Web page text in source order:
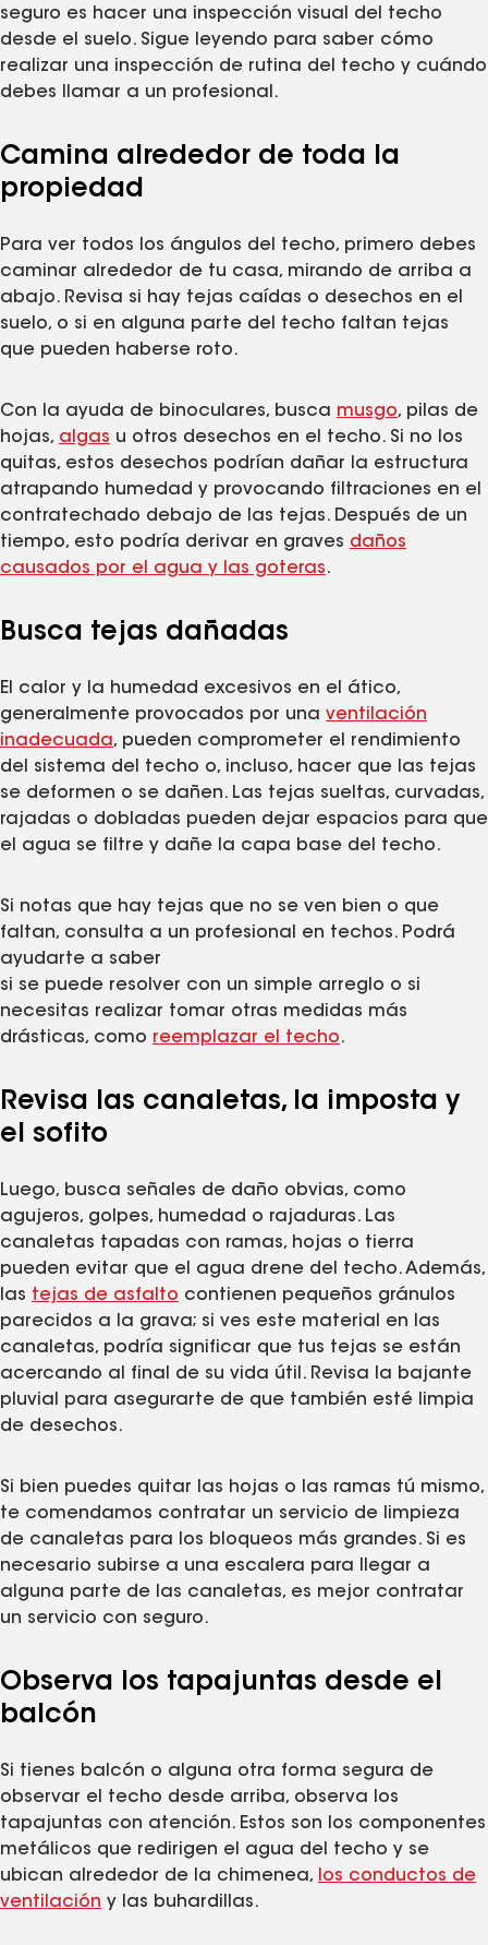
seguro es hacer una inspección visual del techo
desde el suelo. Sigue leyendo para saber cómo
realizar una inspección de rutina del techo y cuándo
debes llamar a un profesional.
Camina alrededor de toda la
propiedad
Para ver todos los ángulos del techo, primero debes
caminar alrededor de tu casa, mirando de arriba a
abajo. Revisa si hay tejas caídas o desechos en el
suelo, o si en alguna parte del techo faltan tejas
que pueden haberse roto.
Con la ayuda de binoculares, busca musgo, pilas de
hojas, algas u otros desechos en el techo. Si no los
quitas, estos desechos podrían dañar la estructura
atrapando humedad y provocando filtraciones en el
contratechado debajo de las tejas. Después de un
tiempo, esto podría derivar en graves daños
causados por el agua y las goteras.
Busca tejas dañadas
El calor y la humedad excesivos en el ático,
generalmente provocados por una ventilación
inadecuada, pueden comprometer el rendimiento
del sistema del techo o, incluso, hacer que las tejas
se deformen o se dañen. Las tejas sueltas, curvadas,
rajadas o dobladas pueden dejar espacios para que
el agua se filtre y dañe la capa base del techo.
Si notas que hay tejas que no se ven bien o que
faltan, consulta a un profesional en techos. Podrá
ayudarte a saber
si se puede resolver con un simple arreglo o si
necesitas realizar tomar otras medidas más
drásticas, como reemplazar el techo.
Revisa las canaletas, la imposta y
el sofito
Luego, busca señales de daño obvias, como
agujeros, golpes, humedad o rajaduras. Las
canaletas tapadas con ramas, hojas o tierra
pueden evitar que el agua drene del techo. Además,
las tejas de asfalto contienen pequeños gránulos
parecidos a la grava; si ves este material en las
canaletas, podría significar que tus tejas se están
acercando al final de su vida útil. Revisa la bajante
pluvial para asegurarte de que también esté limpia
de desechos.
Si bien puedes quitar las hojas o las ramas tú mismo,
te comendamos contratar un servicio de limpieza
de canaletas para los bloqueos más grandes. Si es
necesario subirse a una escalera para llegar a
alguna parte de las canaletas, es mejor contratar
un servicio con seguro.
Observa los tapajuntas desde el
balcón
Si tienes balcón o alguna otra forma segura de
observar el techo desde arriba, observa los
tapajuntas con atención. Estos son los componentes
metálicos que redirigen el agua del techo y se
ubican alrededor de la chimenea,
los conductos de
ventilación y las buhardillas.